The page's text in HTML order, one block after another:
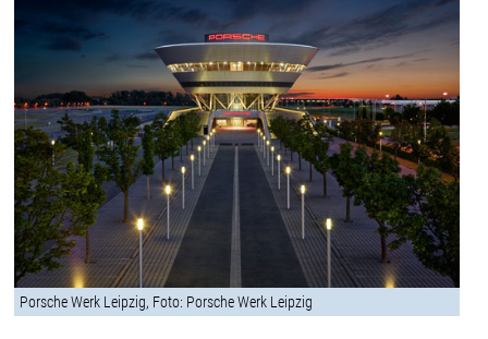
Porsche Werk Leipzig, Foto: Porsche Werk Leipzig